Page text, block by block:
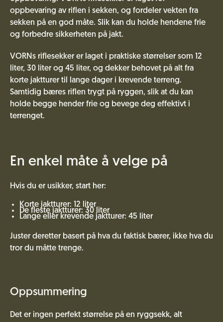
oppbevaring av riflen i sekken, og fordeler vekten fra
sekken på en god måte. Slik kan du holde hendene frie
og forbedre sikkerheten på jakt.
VORNs riflesekker er laget i praktiske størrelser som 12
liter, 30 liter og 45 liter, og dekker behovet på alt fra
korte jaktturer til lange dager i krevende terreng.
Samtidig bæres riflen trygt på ryggen, slik at du kan
holde begge hender frie og bevege deg effektivt i
terrenget.
En enkel måte å velge på
Hvis du er usikker, start her:
Korte jaktturer: 12 liter
De fleste jaktturer: 30 liter
Lange eller krevende jaktturer: 45 liter
Juster deretter basert på hva du faktisk bærer, ikke hva du
tror du måtte trenge.
Oppsummering
Det er ingen perfekt størrelse på en ryggsekk, alt